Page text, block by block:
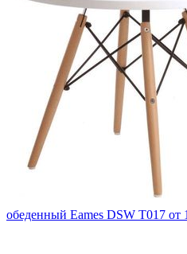
обеденный Eames DSW T017 от